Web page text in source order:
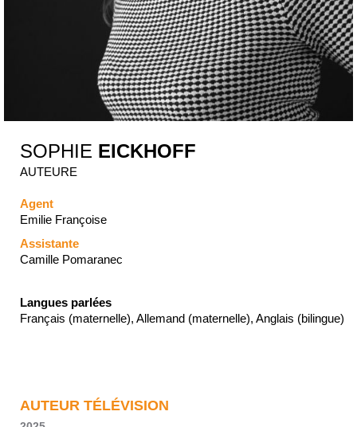
SOPHIE EICKHOFF
AUTEURE
Agent
Emilie Françoise
Assistante
Camille Pomaranec
Langues parlées
Français (maternelle), Allemand (maternelle), Anglais (bilingue)
AUTEUR TÉLÉVISION